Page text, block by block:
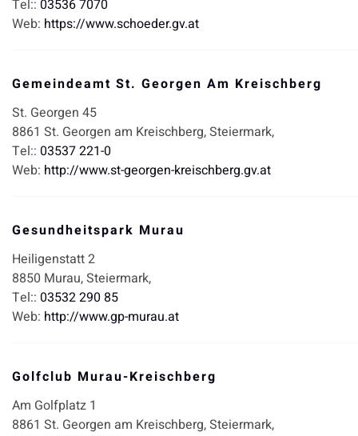
Tel:: 03536 7070
Web: https://www.schoeder.gv.at
Gemeindeamt St. Georgen Am Kreischberg
St. Georgen 45
8861 St. Georgen am Kreischberg,Steiermark,
Tel:: 03537 221-0
Web: http://www.st-georgen-kreischberg.gv.at
Gesundheitspark Murau
Heiligenstatt 2
8850 Murau,Steiermark,
Tel:: 03532 290 85
Web: http://www.gp-murau.at
Golfclub Murau-Kreischberg
Am Golfplatz 1
8861 St. Georgen am Kreischberg,Steiermark,